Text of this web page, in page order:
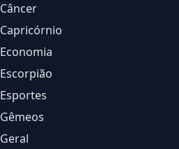
Câncer
Capricórnio
Economia
Escorpião
Esportes
Gêmeos
Geral